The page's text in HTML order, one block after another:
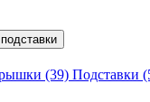
(39) Подставки